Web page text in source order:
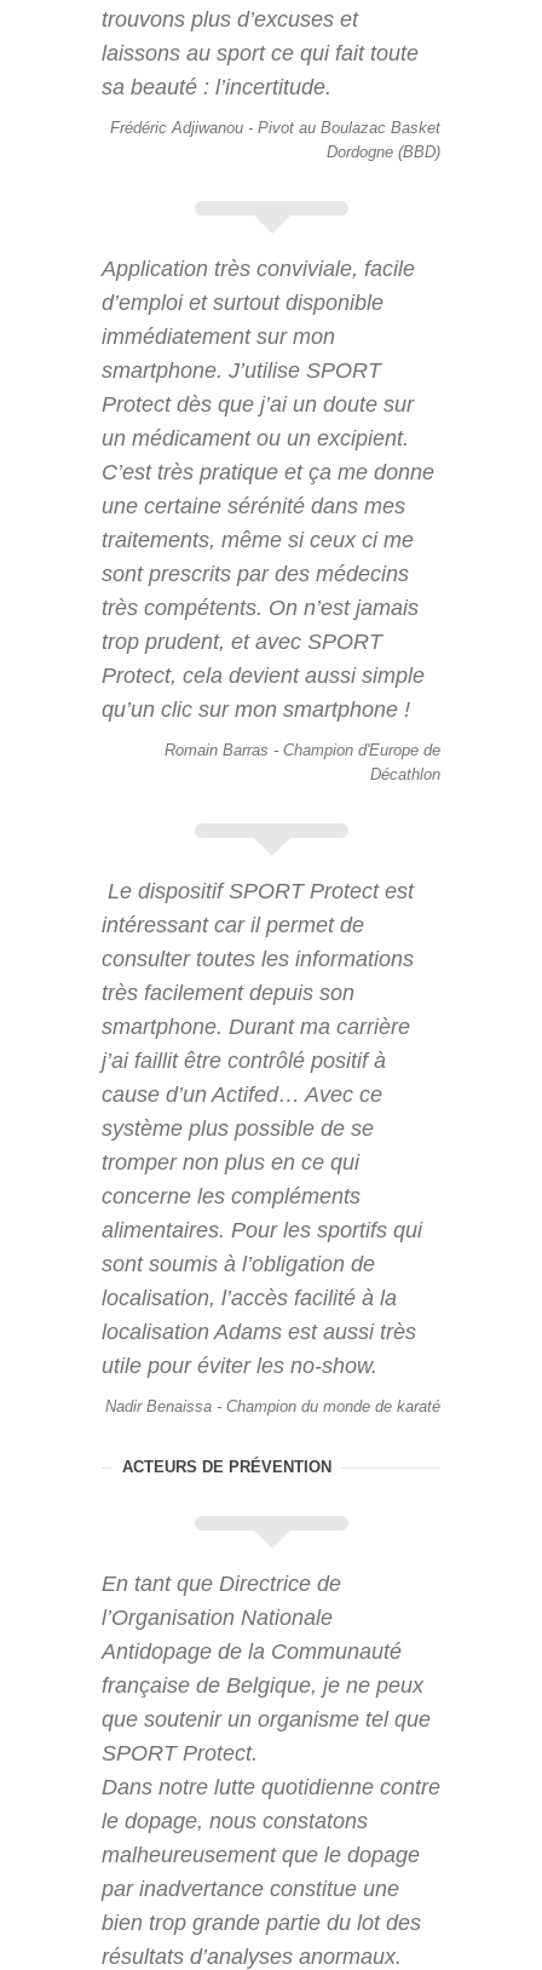
trouvons plus d’excuses et
laissons au sport ce qui fait toute
sa beauté : l’incertitude.
Frédéric Adjiwanou - Pivot au Boulazac Basket
Dordogne (BBD)
Application très conviviale, facile
d’emploi et surtout disponible
immédiatement sur mon
smartphone. J’utilise SPORT
Protect dès que j’ai un doute sur
un médicament ou un excipient.
C’est très pratique et ça me donne
une certaine sérénité dans mes
traitements, même si ceux ci me
sont prescrits par des médecins
très compétents. On n’est jamais
trop prudent, et avec SPORT
Protect, cela devient aussi simple
qu’un clic sur mon smartphone !
Romain Barras - Champion d'Europe de
Décathlon
Le dispositif SPORT Protect est
intéressant car il permet de
consulter toutes les informations
très facilement depuis son
smartphone. Durant ma carrière
j’ai faillit être contrôlé positif à
cause d’un Actifed… Avec ce
système plus possible de se
tromper non plus en ce qui
concerne les compléments
alimentaires. Pour les sportifs qui
sont soumis à l’obligation de
localisation, l’accès facilité à la
localisation Adams est aussi très
utile pour éviter les no-show.
Nadir Benaissa - Champion du monde de karaté
ACTEURS DE PRÉVENTION
En tant que Directrice de
l’Organisation Nationale
Antidopage de la Communauté
française de Belgique, je ne peux
que soutenir un organisme tel que
SPORT Protect.
Dans notre lutte quotidienne contre
le dopage, nous constatons
malheureusement que le dopage
par inadvertance constitue une
bien trop grande partie du lot des
résultats d’analyses anormaux.